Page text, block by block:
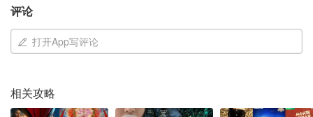
评论
打开App写评论
相关攻略